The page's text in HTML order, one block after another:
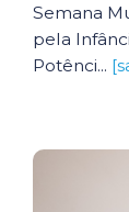
Semana
pela
Potênci...